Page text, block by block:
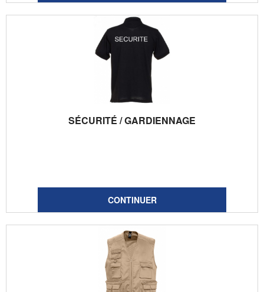
SÉCURITÉ / GARDIENNAGE